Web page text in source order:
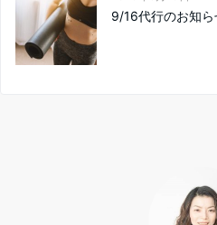
9/16代行のお知ら